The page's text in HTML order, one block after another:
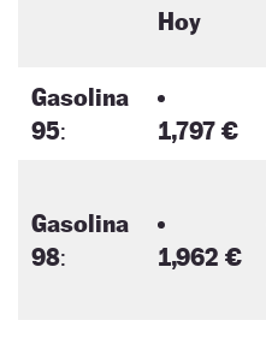
Hoy
Gasolina
95: 1,797 €
Gasolina
98: 1,962 €